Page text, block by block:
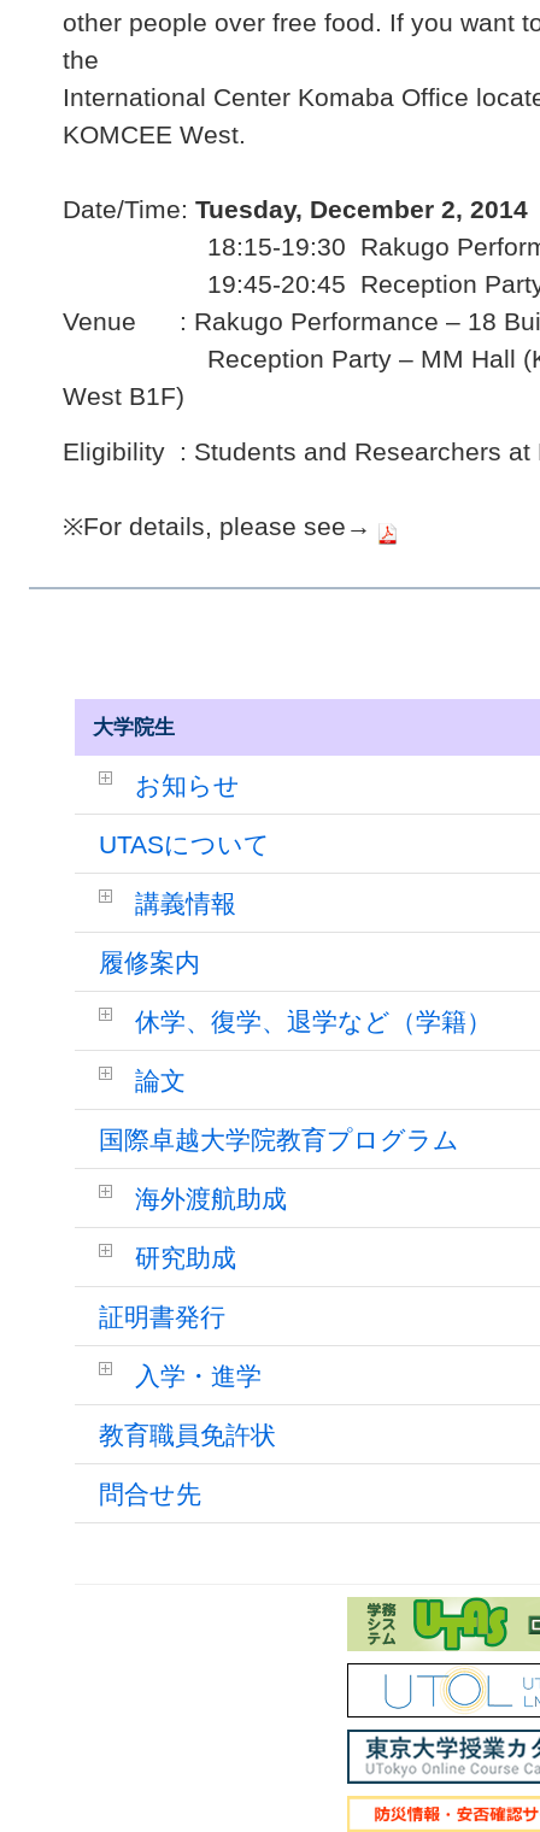
other people over free food. If you want
the
International Center Komaba Office
KOMCEE West.
Date/Time:Tuesday, December 2, 2014
18:15-19:30 Rakugo
19:45-20:45 Reception
Venue : Rakugo Performance – 18
Reception Party – MM Hall
West B1F)
Eligibility : Students and Researchers at
※For details, please see→
大学院生
お知らせ
UTASについて
講義情報
履修案内
休学、復学、退学など（学籍）
論文
国際卓越大学院教育プログラム
海外渡航助成
研究助成
証明書発行
入学・進学
教育職員免許状
問合せ先